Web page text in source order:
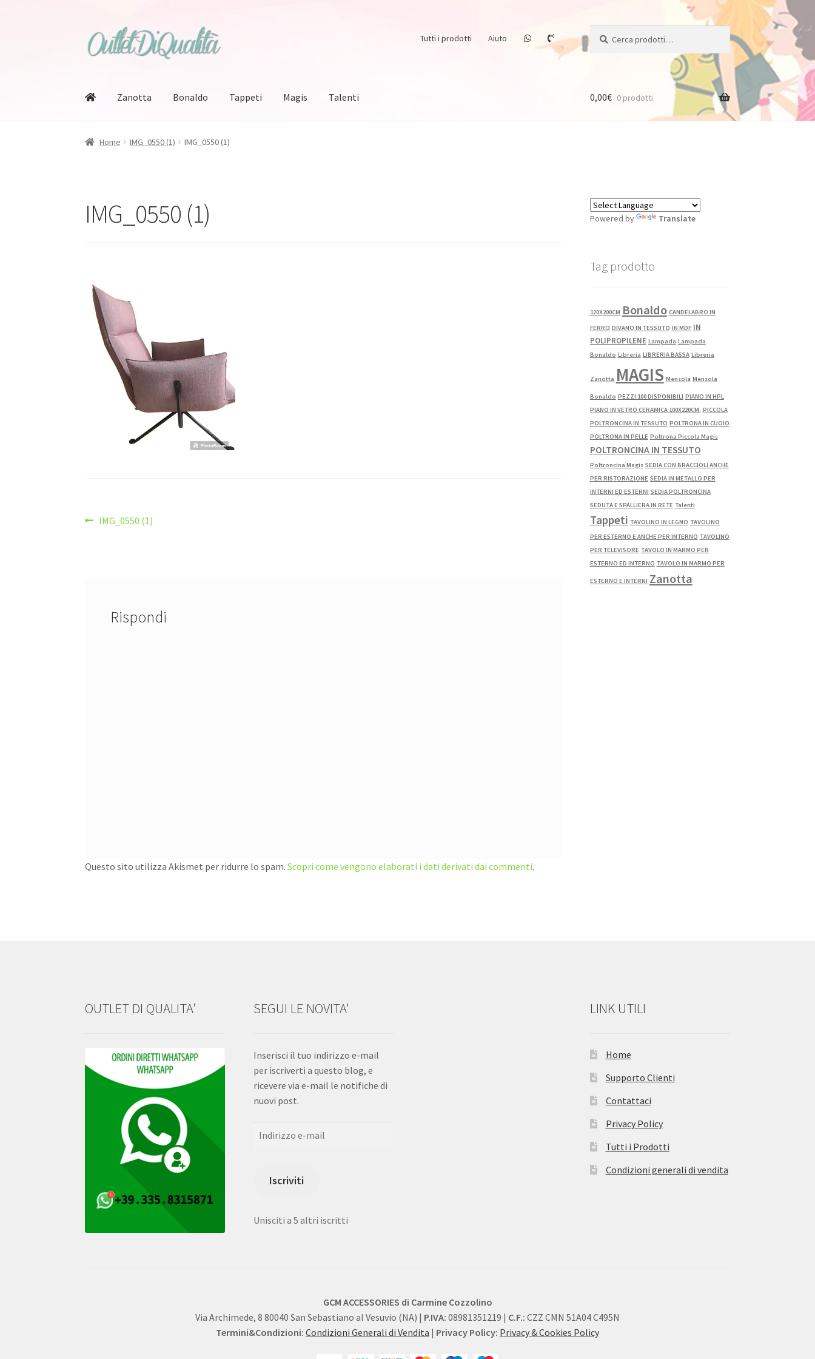
Vai
alla
Vai
al
Tutti i prodotti Aiuto
Zanotta Bonaldo Tappeti Magis Talenti 0,00€ 0 prodotti
Home IMG_0550 (1) IMG_0550 (1)
IMG_0550 (1)
Navigazione
Articolo
IMG_0550 (1)
Rispondi
Questo sito utilizza Akismet per ridurre lo spam.Scopri come vengono elaborati i dati derivati dai commenti.
Powered by Translate
Tag prodotto
120X200CM Bonaldo CANDELABRO IN
FERRO DIVANO IN TESSUTO IN MDF IN
POLIPROPILENE Lampada Lampada
Bonaldo Libreria LIBRERIA BASSA Libreria
Zanotta MAGIS Mensola Mensola
Bonaldo PEZZI 100 DISPONIBILI PIANO IN HPL
PIANO IN VETRO CERAMICA 100X220CM. PICCOLA
POLTRONCINA IN TESSUTO POLTRONA IN CUOIO
POLTRONA IN PELLE Poltrona Piccola Magis
POLTRONCINA IN TESSUTO
Poltroncina Magis SEDIA CON BRACCIOLI ANCHE
PER RISTORAZIONE SEDIA IN METALLO PER
INTERNI ED ESTERNI SEDIA POLTRONCINA
SEDUTA E SPALLIERA IN RETE Talenti
Tappeti TAVOLINO IN LEGNO TAVOLINO
PER ESTERNO E ANCHE PER INTERNO TAVOLINO
PER TELEVISORE TAVOLO IN MARMO PER
ESTERNO ED INTERNO TAVOLO IN MARMO PER
ESTERNO E INTERNI Zanotta
OUTLET DI QUALITA’ SEGUI LE NOVITA'
Inserisci il tuo indirizzo e-mail
per iscriverti a questo blog, e
ricevere via e-mail le notifiche di
nuovi post.
Iscriviti
Unisciti a 5 altri iscritti
LINK UTILI
Home
Supporto Clienti
Contattaci
Privacy Policy
Tutti i Prodotti
Condizioni generali di vendita
GCM ACCESSORIES di Carmine Cozzolino
Via Archimede, 8 80040 San Sebastiano al Vesuvio (NA) | P.IVA: 08981351219 | C.F.: CZZ CMN 51A04 C495N
Termini&Condizioni: Condizioni Generali di Vendita | Privacy Policy: Privacy & Cookies Policy